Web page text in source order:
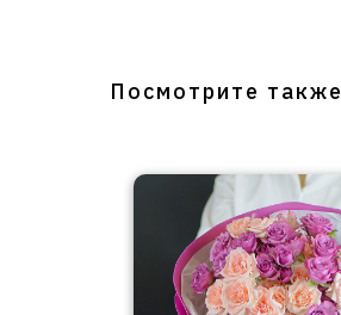
Посмотрите также